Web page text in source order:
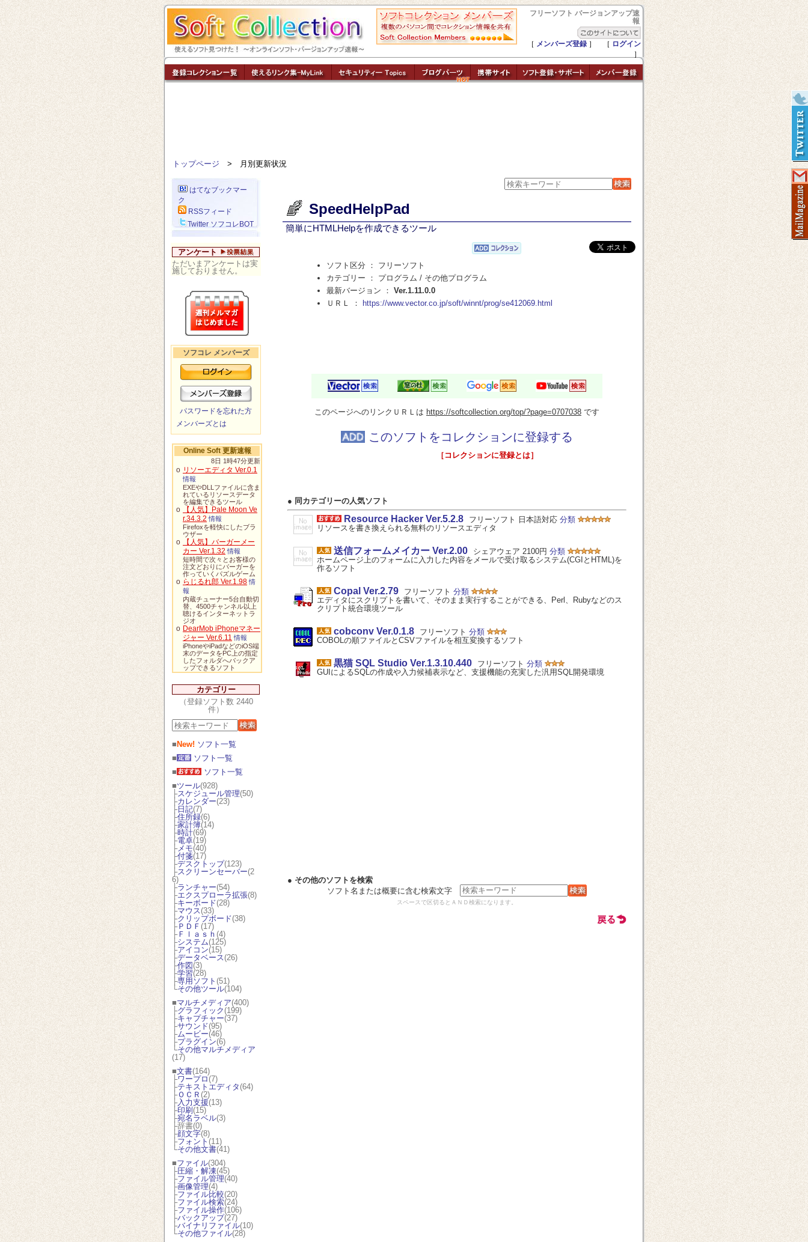
フリーソフト バージョンアップ速
報
［ メンバーズ登録 ］ ［ ログイン
］
トップページ > 月別更新状況
はてなブックマー
ク
RSSフィード
Twitter ソフコレBOT
アンケート
ただいまアンケートは実
施しておりません。
ソフコレ メンバーズ
パスワードを忘れた方
メンバーズとは
Online Soft 更新速報
8日 1時47分更新
o リソーエディタ Ver.0.1
情報
EXEやDLLファイルに含ま
れているリソースデータ
を編集できるツール
o
【人気】Pale Moon Ve
r.34.3.2 情報
Firefoxを軽快にしたブラ
ウザー
o
【人気】バーガーメー
カー Ver.1.32 情報
短時間で次々とお客様の
注文どおりにバーガーを
作っていくパズルゲーム
o らじるれ郎 Ver.1.98 情
報
内蔵チューナー5台自動切
替、4500チャンネル以上
聴けるインターネットラ
ジオ
o DearMob iPhoneマネー
ジャー Ver.6.11 情報
iPhoneやiPadなどのiOS端
末のデータをPC上の指定
したフォルダへバックア
ップできるソフト
カテゴリー
（登録ソフト数 2440
件）
■ New! ソフト一覧
■
ソフト一覧
■
ソフト一覧
■ツール(928)
├スケジュール管理(50)
├カレンダー(23)
├日記(7)
├住所録(6)
├家計簿(14)
├時計(69)
├電卓(19)
├メモ(40)
├付箋(17)
├デスクトップ(123)
├スクリーンセーバー(2
6)
├ランチャー(54)
├エクスプローラ拡張(8)
├キーボード(28)
├マウス(33)
├クリップボード(38)
├ＰＤＦ (17)
├Ｆｌａｓｈ (4)
├システム(125)
├アイコン(15)
├データベース(26)
├作図 (3)
├学習(28)
├専用ソフト (51)
└その他ツール(104)
■マルチメディア(400)
├グラフィック (199)
├キャプチャー(37)
├サウンド(95)
├ムービー(46)
├プラグイン(6)
└その他マルチメディア
(17)
■文書(164)
├ワープロ (7)
├テキストエディタ (64)
├ＯＣＲ (2)
├入力支援(13)
├印刷 (15)
├宛名ラベル(3)
├辞書(0)
├顔文字(8)
├フォント (11)
└その他文書(41)
■ファイル(304)
├圧縮・解凍(45)
├ファイル管理(40)
├画像管理(4)
├ファイル比較(20)
├ファイル検索(24)
├ファイル操作(106)
├バックアップ(27)
├バイナリファイル(10)
└その他ファイル(28)
SpeedHelpPad
簡単にHTMLHelpを作成できるツール
ソフト区分 ： フリーソフト
カテゴリー ： プログラム / その他プログラム
最新バージョン ： Ver.1.11.0.0
ＵＲＬ ：
https://www.vector.co.jp/soft/winnt/prog/se412069.html
このページへのリンクＵＲＬは https://softcollection.org/top/?page=0707038 です
このソフトをコレクションに登録する
［コレクションに登録とは］
● 同カテゴリーの人気ソフト
Resource Hacker Ver.5.2.8 フリーソフト 日本語対応 分類
リソースを書き換えられる無料のリソースエディタ
送信フォームメイカー Ver.2.00 シェアウェア 2100円 分類
ホームページ上のフォームに入力した内容をメールで受け取るシステム(CGIとHTML)を
作るソフト
Copal Ver.2.79 フリーソフト 分類
エディタにスクリプトを書いて、そのまま実行することができる、Perl、Rubyなどのス
クリプト統合環境ツール
cobconv Ver.0.1.8 フリーソフト 分類
COBOLの順ファイルとCSVファイルを相互変換するソフト
黒猫 SQL Studio Ver.1.3.10.440 フリーソフト 分類
GUIによるSQLの作成や入力候補表示など、支援機能の充実した汎用SQL開発環境
● その他のソフトを検索
ソフト名または概要に含む検索文字
スペースで区切るとＡＮＤ検索になります。